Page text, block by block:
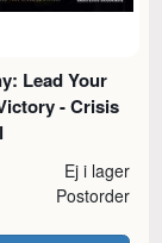
Lead Your
- Crisis
Ej i lager
Postorder